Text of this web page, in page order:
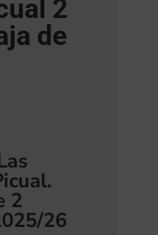
2
de
2
26